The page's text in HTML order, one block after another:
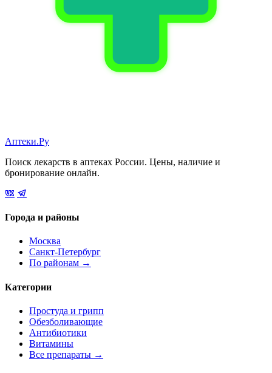
Аптеки.Ру
Поиск лекарств в аптеках России. Цены, наличие и
бронирование онлайн.
Города и районы
Москва
Санкт-Петербург
По районам →
Категории
Простуда и грипп
Обезболивающие
Антибиотики
Витамины
Все препараты →